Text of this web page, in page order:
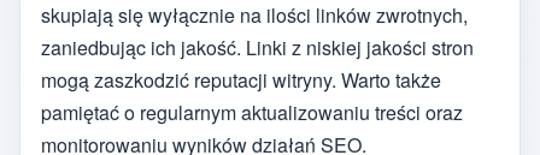
skupiają się wyłącznie na ilości linków zwrotnych,
zaniedbując ich jakość. Linki z niskiej jakości stron
mogą zaszkodzić reputacji witryny. Warto także
pamiętać o regularnym aktualizowaniu treści oraz
monitorowaniu wyników działań SEO.